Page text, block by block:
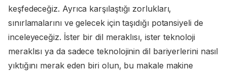
keşfedeceğiz. Ayrıca karşılaştığı zorlukları,
sınırlamalarını ve gelecek için taşıdığı potansiyeli de
inceleyeceğiz. İster bir dil meraklısı, ister teknoloji
meraklısı ya da sadece teknolojinin dil bariyerlerini nasıl
yıktığını merak eden biri olun, bu makale makine